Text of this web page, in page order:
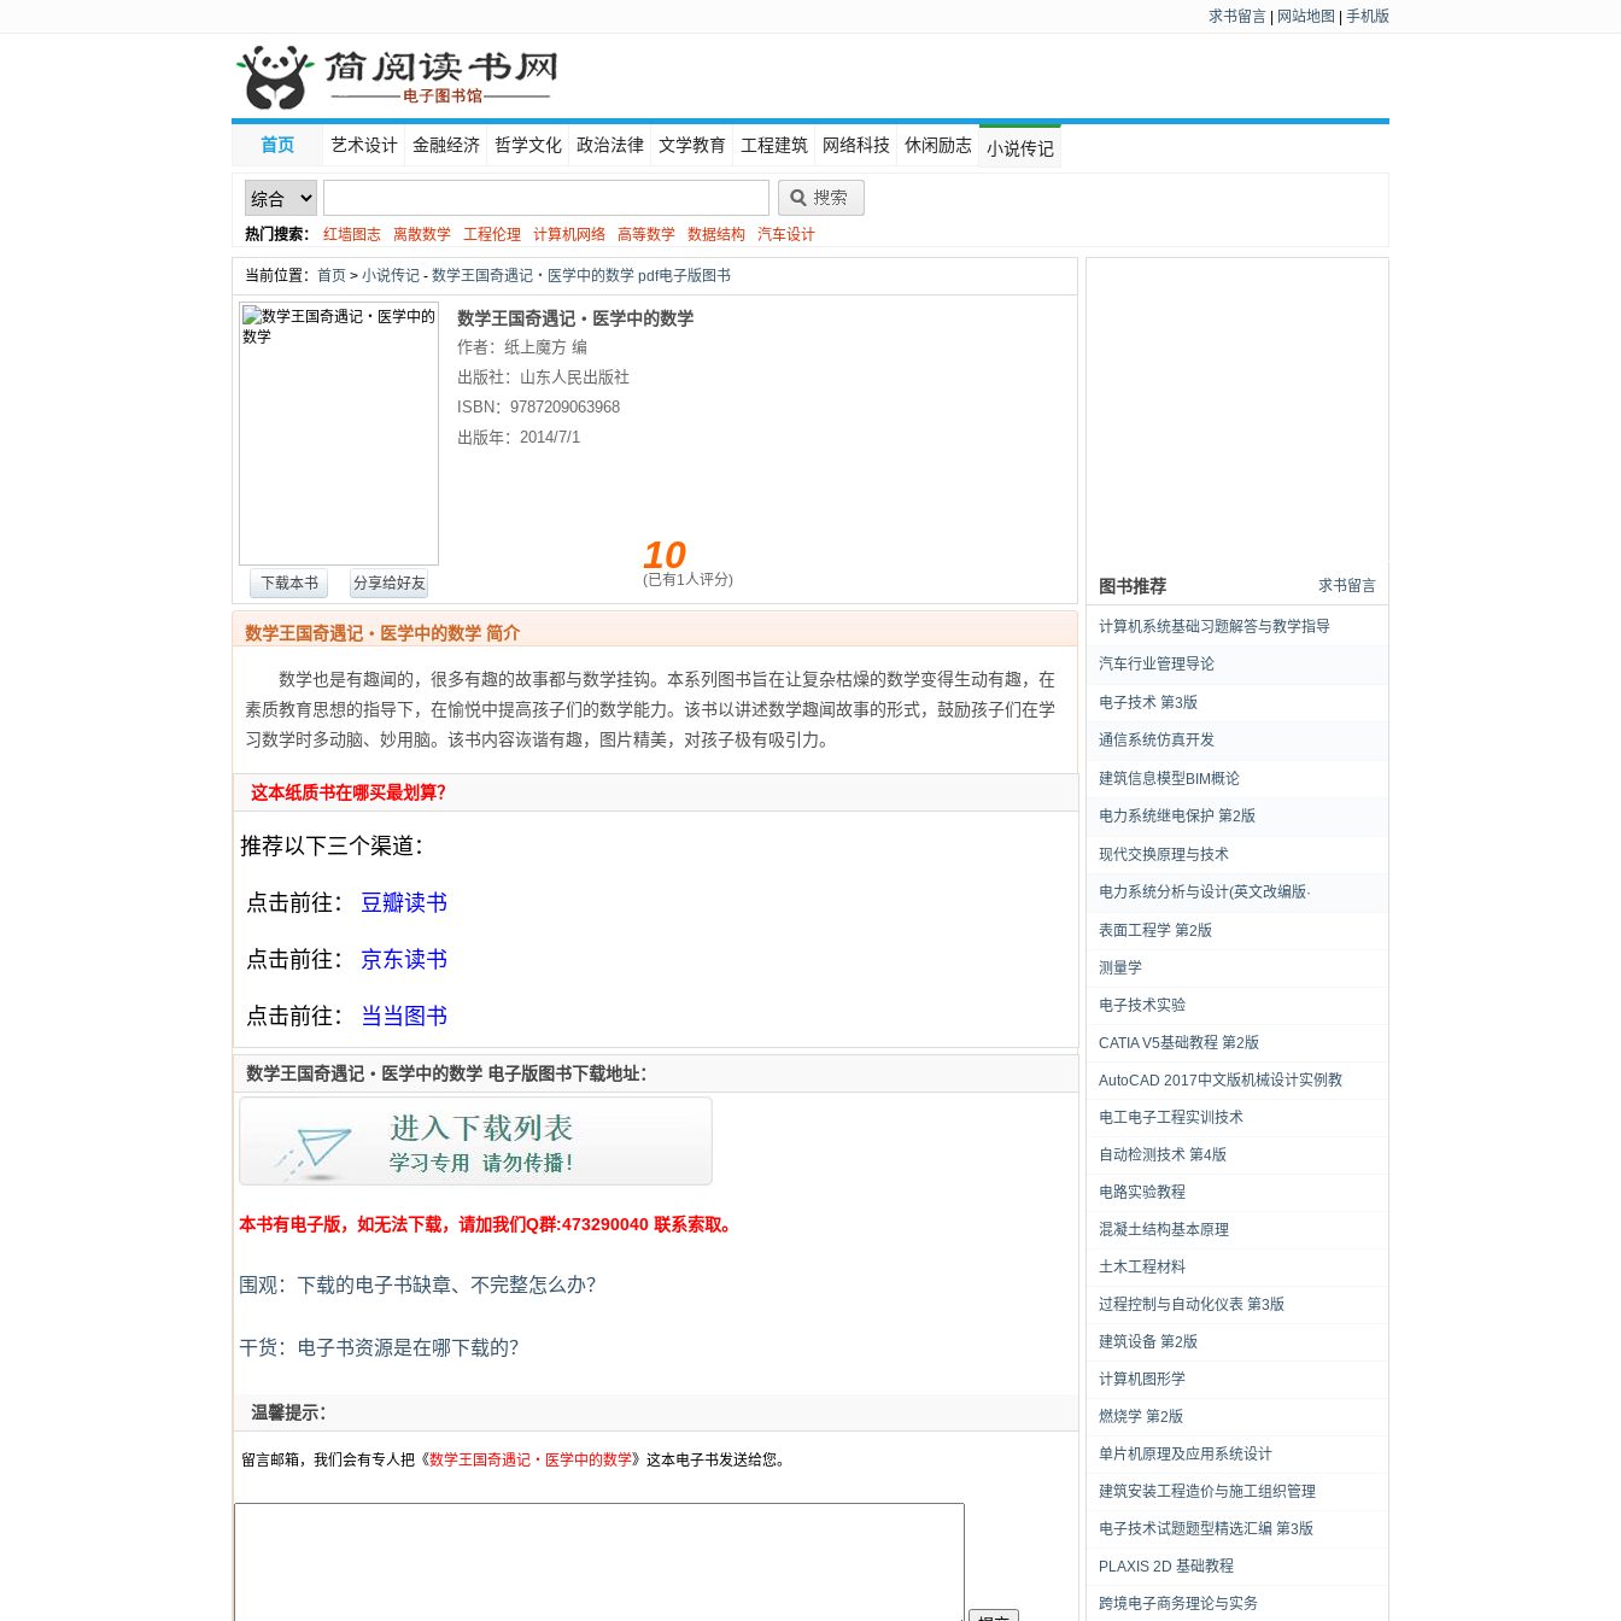
求书留言 网站地图 手机版
首页 艺术设计 金融经济 哲学文化 政治法律 文学教育 工程建筑 网络科技 休闲励志 小说传记
热门搜索： 红墙图志 离散数学 工程伦理 计算机网络 高等数学 数据结构
汽车设计
线性代数
当前位置： 首页 > 小说传记 - 数学王国奇遇记・医学中的数学 pdf电子版图书
下载本书 分享给好友
数学王国奇遇记・医学中的数学
作者：纸上魔方 编
出版社： 山东人民出版社
ISBN： 9787209063968
出版年： 2014/7/1
10
(已有1人评分) 求书留言
图书推荐
计算机系统基础习题解答与教学指导
汽车行业管理导论
电子技术 第3版
通信系统仿真开发
建筑信息模型BIM概论
电力系统继电保护 第2版
现代交换原理与技术
电力系统分析与设计(英文改编版·
表面工程学 第2版
测量学
电子技术实验
CATIA V5基础教程 第2版
AutoCAD 2017中文版机械设计实例教
电工电子工程实训技术
自动检测技术 第4版
电路实验教程
混凝土结构基本原理
土木工程材料
过程控制与自动化仪表 第3版
建筑设备 第2版
计算机图形学
燃烧学 第2版
单片机原理及应用系统设计
建筑安装工程造价与施工组织管理
电子技术试题题型精选汇编 第3版
PLAXIS 2D 基础教程
跨境电子商务理论与实务
数学王国奇遇记・医学中的数学 简介
数学也是有趣闻的，很多有趣的故事都与数学挂钩。本系列图书旨在让复杂枯燥的数学变得生动有趣，在
素质教育思想的指导下，在愉悦中提高孩子们的数学能力。该书以讲述数学趣闻故事的形式，鼓励孩子们在学
习数学时多动脑、妙用脑。该书内容诙谐有趣，图片精美，对孩子极有吸引力。
这本纸质书在哪买最划算？
推荐以下三个渠道：
点击前往： 豆瓣读书
点击前往： 京东读书
点击前往： 当当图书
数学王国奇遇记・医学中的数学 电子版图书下载地址：
本书有电子版，如无法下载，请加我们Q群:473290040 联系索取。
围观：下载的电子书缺章、不完整怎么办？
干货：电子书资源是在哪下载的？
温馨提示：
留言邮箱，我们会有专人把《数学王国奇遇记・医学中的数学》这本电子书发送给您。